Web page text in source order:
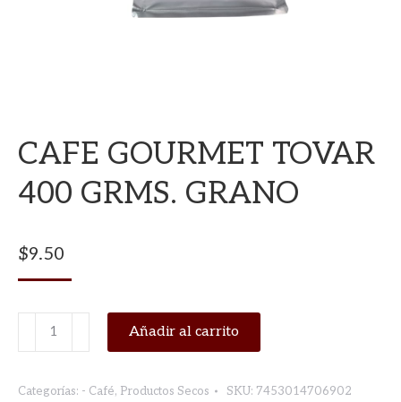
CAFE GOURMET TOVAR
400 GRMS. GRANO
$9.50
CAFE
GOURMET
Añadir al carrito
Categorías: - Café, Productos Secos SKU: 7453014706902